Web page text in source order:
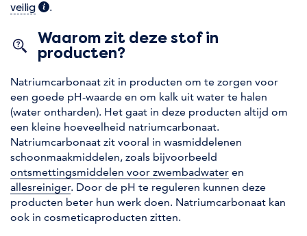
veilig (extra informatie)
.
Waarom zit deze stof in
producten?
Natriumcarbonaat zit in producten om te zorgen voor
een goede pH-waarde en om kalk uit water te halen
(water ontharden). Het gaat in deze producten altijd om
een kleine hoeveelheid natriumcarbonaat.
Natriumcarbonaat zit vooral in wasmiddelenen
schoonmaakmiddelen, zoals bijvoorbeeld
ontsmettingsmiddelen voor zwembadwater en
allesreiniger. Door de pH te reguleren kunnen deze
producten beter hun werk doen. Natriumcarbonaat kan
ook in cosmeticaproducten zitten.